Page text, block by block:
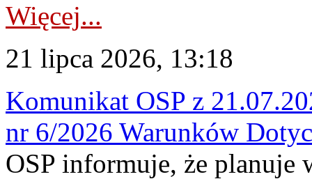
Więcej...
21 lipca 2026, 13:18
Komunikat OSP z
nr 6/2026 Warunków
OSP informuje, że planuje